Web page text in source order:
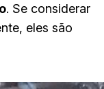
. Se considerar
eles são